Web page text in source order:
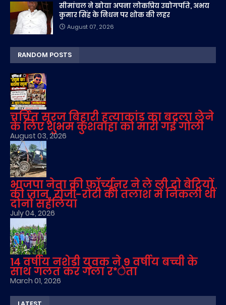
सीमांचल ने खोया अपना लोकप्रिय उद्योगपति, अभय
कुमार सिंह के निधन पर शोक की लहर
August 07, 2026
RANDOM POSTS
चर्चित सूरज बिहारी हत्याकांड का बदला लेने
के लिए शुभम कुशवाहा को मारी गई गोली
August 03, 2026
भाजपा नेता की फॉर्च्यूनर ने ले ली दो बेटियों
की जान, रोजी-रोटी की तलाश में निकली थीं
दोनों सहेलियां
July 04, 2026
14 वर्षीय नशेड़ी युवक ने 9 वर्षीय बच्ची के
साथ गलत कर गला र*ेता
March 01, 2026